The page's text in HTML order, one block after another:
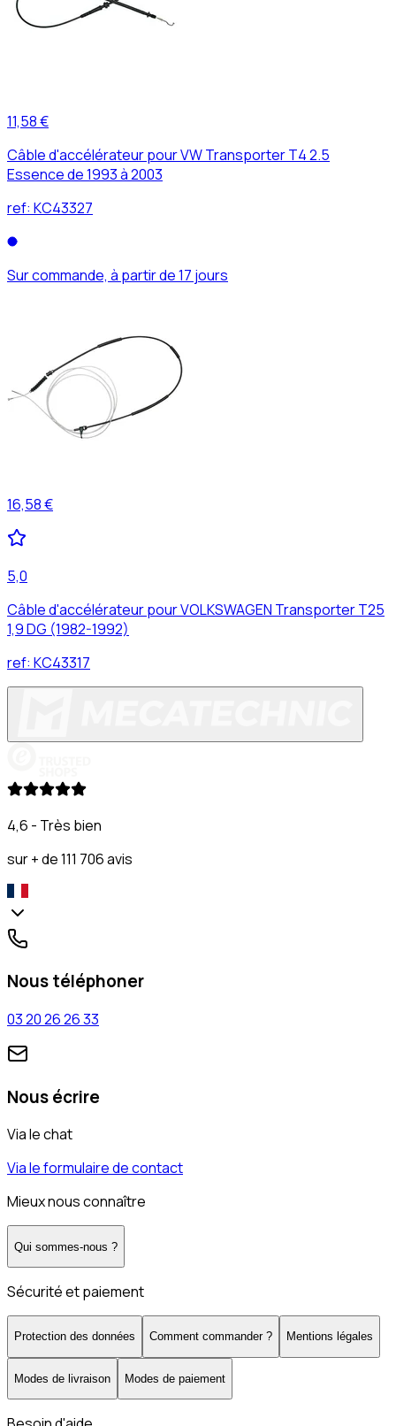
11,58 €
Câble d'accélérateur pour VW Transporter T4 2.5
Essence de 1993 à 2003
ref: KC43327
Sur commande, à partir de 17 jours
16,58 €
5,0
Câble d'accélérateur pour VOLKSWAGEN Transporter T25
1,9 DG (1982-1992)
ref: KC43317
4,6 - Très bien
sur + de 111 706 avis
Nous téléphoner
03 20 26 26 33
Nous écrire
Via le chat
Via le formulaire de contact
Mieux nous connaître
Qui sommes-nous ?
Sécurité et paiement
Protection des données Comment commander ? Mentions légales
Modes de livraison Modes de paiement